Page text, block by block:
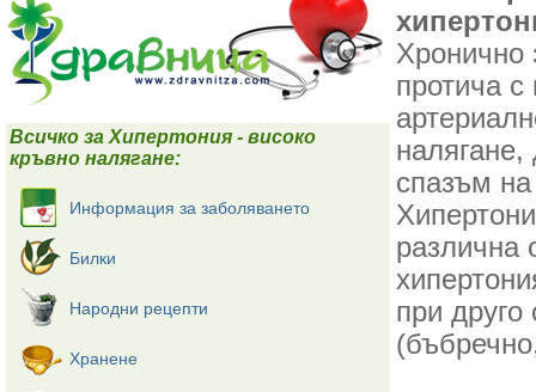
Всичко за Хипертония - високо
кръвно налягане:
Информация за заболяването
Билки
Народни рецепти
Хранене
Хронично
протича
спазъм
различна
при друго